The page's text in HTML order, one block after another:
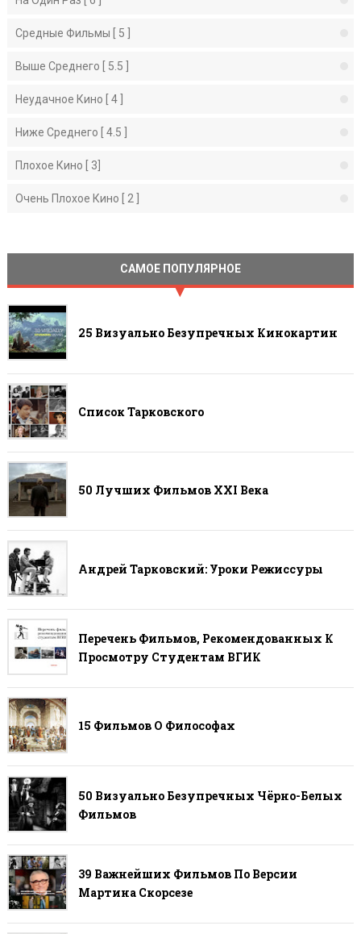
Средные Фильмы [ 5 ]
Выше Среднего [ 5.5 ]
Неудачное Кино [ 4 ]
Ниже Среднего [ 4.5 ]
Плохое Кино [ 3]
Очень Плохое Кино [ 2 ]
САМОЕ ПОПУЛЯРНОЕ
25 Визуально Безупречных Кинокартин
Список Тарковского
50 Лучших Фильмов ХХI Века
Андрей Тарковский: Уроки Режиссуры
Перечень Фильмов, Рекомендованных К
Просмотру Студентам ВГИК
15 Фильмов О Философах
50 Визуально Безупречных Чёрно-Белых
Фильмов
39 Важнейших Фильмов По Версии
Мартина Скорсезе